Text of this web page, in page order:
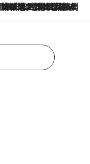
美容脳ルネサンス
品を劇的に減らす”感動の凝縮美容とは